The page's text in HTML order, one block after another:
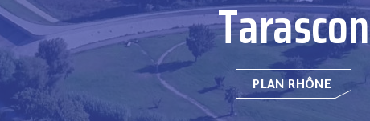
Tarascon
PLAN RHÔNE